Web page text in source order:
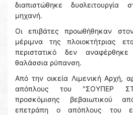
διαπιστώθηκε δυσλειτουργία
μηχανή.
Οι επιβάτες προωθήθηκαν
μέριμνα της πλοιοκτήτριας
περιστατικό δεν
θαλάσσια ρύπανση.
Από την οικεία Λιμενική Αρχή,
απόπλους του "ΣΟΥΠΕΡ
προσκόμισης βεβαιωτικού
επετράπη ο απόπλους του